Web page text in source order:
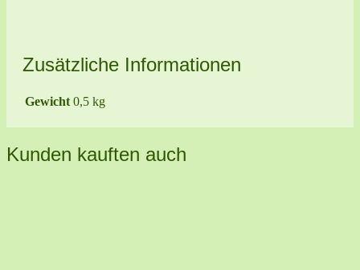
Zusätzliche Informationen
Gewicht 0,5 kg
Kunden kauften auch